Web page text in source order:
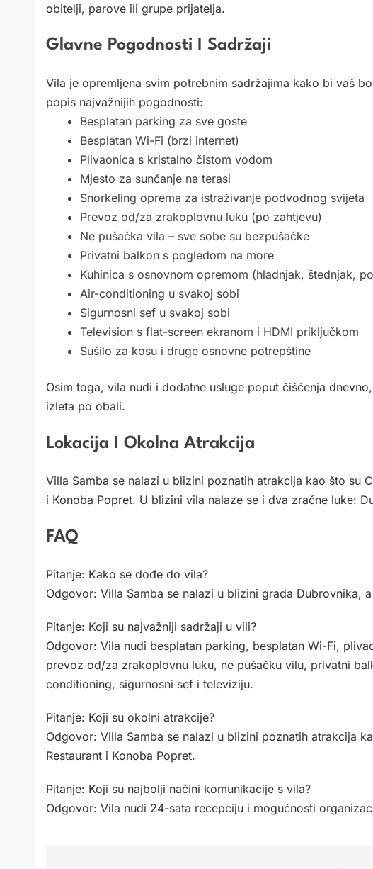
obitelji, parove ili grupe prijatelja.
Glavne Pogodnosti I Sadržaji
Vila je opremljena svim potrebnim sadržajima kako bi vaš
popis najvažnijih pogodnosti:
Besplatan parking za sve goste
Besplatan Wi-Fi (brzi internet)
Plivaonica s kristalno čistom vodom
Mjesto za sunčanje na terasi
Snorkeling oprema za istraživanje podvodnog svijeta
Prevoz od/za zrakoplovnu luku (po zahtjevu)
Ne pušačka vila – sve sobe su bezpušačke
Privatni balkon s pogledom na more
Kuhinica s osnovnom opremom (hladnjak, štednjak,
Air-conditioning u svakoj sobi
Sigurnosni sef u svakoj sobi
Television s flat-screen ekranom i HDMI priključkom
Sušilo za kosu i druge osnovne potrepštine
Osim toga, vila nudi i dodatne usluge poput čišćenja
izleta po obali.
Lokacija I Okolna Atrakcija
Villa Samba se nalazi u blizini poznatih atrakcija kao što su
i Konoba Popret. U blizini vila nalaze se i dva zračne luke:
FAQ
Pitanje: Kako se dođe do vila?
Odgovor: Villa Samba se nalazi u blizini grada Dubrovnika,
Pitanje: Koji su najvažniji sadržaji u vili?
Odgovor: Vila nudi besplatan parking, besplatan Wi-Fi,
prevoz od/za zrakoplovnu luku, ne pušačku vilu, privatni
conditioning, sigurnosni sef i televiziju.
Pitanje: Koji su okolni atrakcije?
Odgovor: Villa Samba se nalazi u blizini poznatih atrakcija
Restaurant i Konoba Popret.
Pitanje: Koji su najbolji načini komunikacije s vila?
Odgovor: Vila nudi 24-sata recepciju i mogućnosti